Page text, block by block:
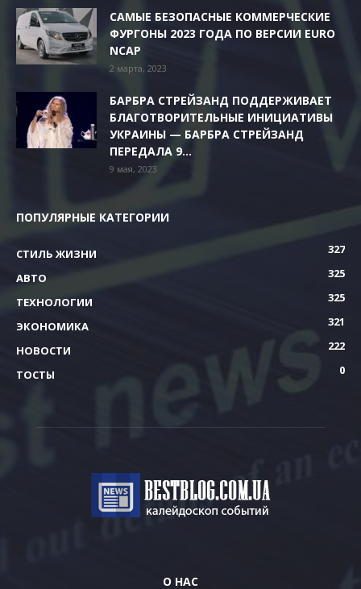
САМЫЕ БЕЗОПАСНЫЕ КОММЕРЧЕСКИЕ
ФУРГОНЫ 2023 ГОДА ПО ВЕРСИИ EURO
NCAP
2 марта, 2023
БАРБРА СТРЕЙЗАНД ПОДДЕРЖИВАЕТ
БЛАГОТВОРИТЕЛЬНЫЕ ИНИЦИАТИВЫ
УКРАИНЫ — БАРБРА СТРЕЙЗАНД
ПЕРЕДАЛА 9...
9 мая, 2023
ПОПУЛЯРНЫЕ КАТЕГОРИИ
СТИЛЬ ЖИЗНИ
327
АВТО
325
ТЕХНОЛОГИИ
325
ЭКОНОМИКА
321
НОВОСТИ
222
ТОСТЫ
0
О НАС